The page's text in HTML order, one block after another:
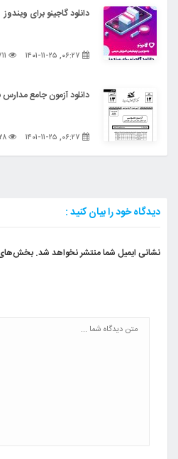
دانلود گاجینو برای ویندوز
دانلود آزمون جامع مدارس برتر مرداد
دیدگاه خود را بیان کنید :
نشانی ایمیل شما منتشر نخواهد شد. بخش‌های